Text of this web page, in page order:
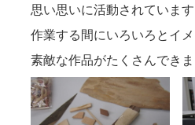
思い思いに活動されています
作業する間にいろいろとイメ
素敵な作品がたくさんできま